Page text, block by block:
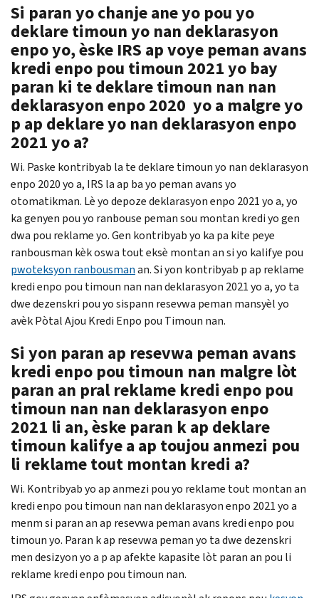
Si paran yo chanje ane yo pou yo
deklare timoun yo nan deklarasyon
enpo yo, èske IRS ap voye peman avans
kredi enpo pou timoun 2021 yo bay
paran ki te deklare timoun nan nan
deklarasyon enpo 2020 yo a malgre yo
p ap deklare yo nan deklarasyon enpo
2021 yo a?
Wi. Paske kontribyab la te deklare timoun yo nan deklarasyon
enpo 2020 yo a, IRS la ap ba yo peman avans yo
otomatikman. Lè yo depoze deklarasyon enpo 2021 yo a, yo
ka genyen pou yo ranbouse peman sou montan kredi yo gen
dwa pou reklame yo. Gen kontribyab yo ka pa kite peye
ranbousman kèk oswa tout eksè montan an si yo kalifye pou
pwoteksyon ranbousmanan. Si yon kontribyab p ap reklame
kredi enpo pou timoun nan nan deklarasyon 2021 yo a, yo ta
dwe dezenskri pou yo sispann resevwa peman mansyèl yo
avèk Pòtal Ajou Kredi Enpo pou Timoun nan.
Si yon paran ap resevwa peman avans
kredi enpo pou timoun nan malgre lòt
paran an pral reklame kredi enpo pou
timoun nan nan deklarasyon enpo
2021 li an, èske paran k ap deklare
timoun kalifye a ap toujou anmezi pou
li reklame tout montan kredi a?
Wi. Kontribyab yo ap anmezi pou yo reklame tout montan an
kredi enpo pou timoun nan nan deklarasyon enpo 2021 yo a
menm si paran an ap resevwa peman avans kredi enpo pou
timoun yo. Paran k ap resevwa peman yo ta dwe dezenskri
men desizyon yo a p ap afekte kapasite lòt paran an pou li
reklame kredi enpo pou timoun nan.